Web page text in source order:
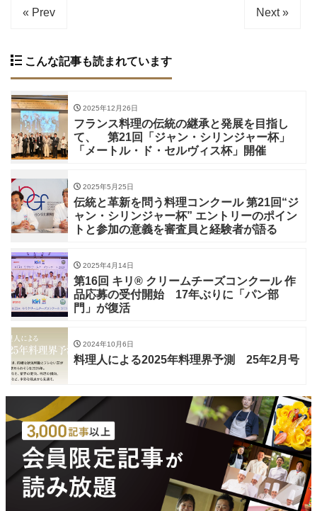
« Prev Next »
こんな記事も読まれています
2025年12月26日
フランス料理の伝統の継承と発展を目指し
て、 第21回「ジャン・シリンジャー杯」
「メートル・ド・セルヴィス杯」開催
2025年5月25日
伝統と革新を問う料理コンクール 第21回“ジ
ャン・シリンジャー杯” エントリーのポイン
トと参加の意義を審査員と経験者が語る
2025年4月14日
第16回 キリ® クリームチーズコンクール 作
品応募の受付開始 17年ぶりに「パン部
門」が復活
2024年10月6日
料理人による2025年料理界予測 25年2月号